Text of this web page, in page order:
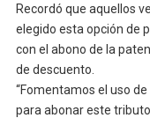
Recordó que aquellos
elegido esta opción de
con el abono de la
de descuento.
“Fomentamos el uso
para abonar este